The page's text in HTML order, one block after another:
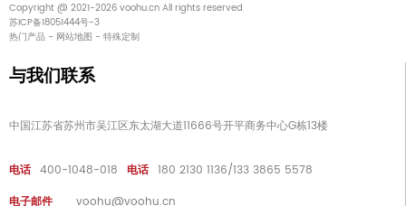
Copyright @ 2021-2026 voohu.cn All rights reserved
苏ICP备18051444号-3
热门产品 - 网站地图 - 特殊定制
与我们联系
中国江苏省苏州市吴江区东太湖大道11666号开平商务中心G栋13楼
电话 400-1048-018 电话 180 2130 1136/133 3865 5578
电子邮件
voohu@voohu.cn